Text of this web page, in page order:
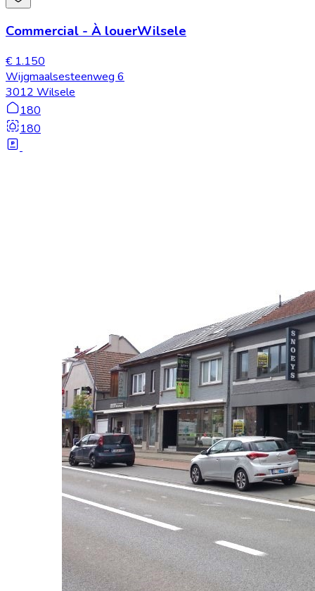
Commercial - À louerWilsele
€ 1.150
Wijgmaalsesteenweg 6
3012 Wilsele
180
180